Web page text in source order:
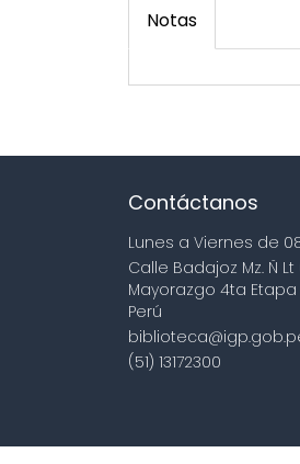
Notas
Contáctanos
Lunes a Viernes de
Calle Badajoz Mz. Ñ Lt
Mayorazgo 4ta
Perú
(51) 13172300